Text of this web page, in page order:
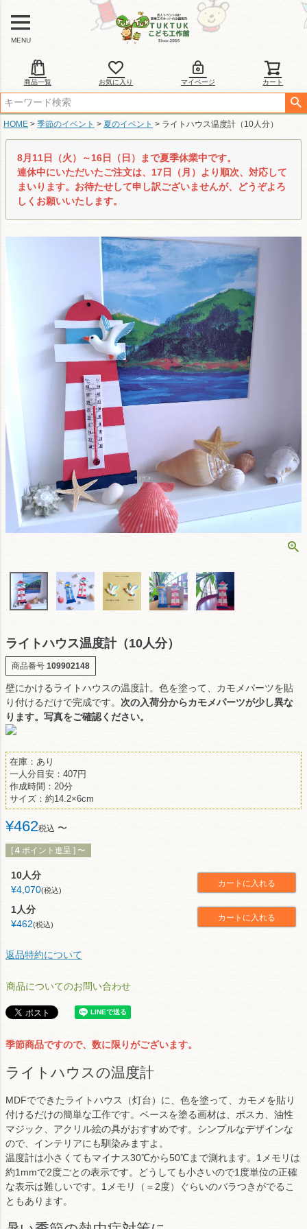
MENU
商品一覧 お気に入り マイページ カート
HOME 季節のイベント 夏のイベント ライトハウス温度計（10人分）
8月11日（火）～16日（日）まで夏季休業中です。
連休中にいただいたご注文は、17日（月）より順次、対応して
まいります。お待たせして申し訳ございませんが、どうぞよろ
しくお願いいたします。
ライトハウス温度計（10人分）
商品番号 109902148
壁にかけるライトハウスの温度計。色を塗って、カモメパーツを貼
り付けるだけで完成です。 次の入荷分からカモメパーツが少し異な
ります。写真をご確認ください。
在庫：あり
一人分目安：407円
作成時間：20分
サイズ：約14.2×6cm
¥462税込 〜
[ 4 ポイント進呈 ] 〜
10人分
¥4,070 税込
カートに入れる
1人分
¥462 税込
カートに入れる
返品特約について
商品についてのお問い合わせ
季節商品ですので、数に限りがございます。
ライトハウスの温度計
MDFでできたライトハウス（灯台）に、色を塗って、カモメを貼り
付けるだけの簡単な工作です。ベースを塗る画材は、ポスカ、油性
マジック、アクリル絵の具がおすすめです。シンプルなデザインな
ので、インテリアにも馴染みますよ。
温度計は小さくてもマイナス30℃から50℃まで測れます。1メモリは
約1mmで2度ごとの表示です。どうしても小さいので1度単位の正確
な表示は難しいです。1メモリ（＝2度）ぐらいのバラつきがでるこ
ともあります。